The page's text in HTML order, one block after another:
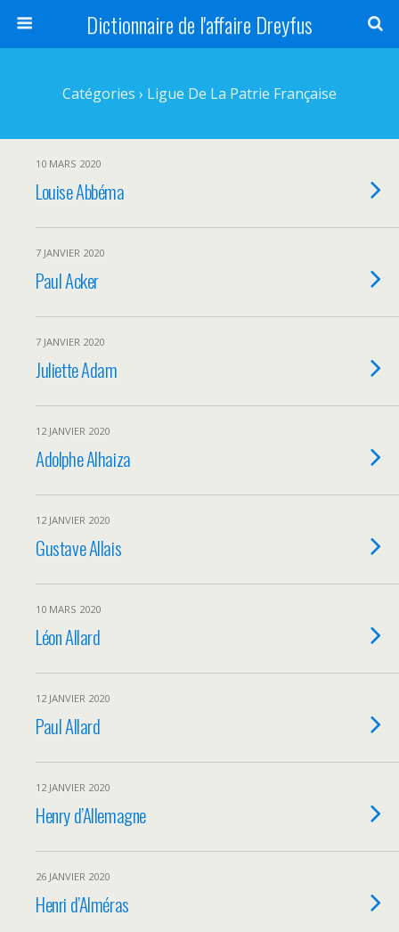
Dictionnaire de l'affaire Dreyfus
Catégories › Ligue De La Patrie Française
10 MARS 2020
Louise Abbéma
7 JANVIER 2020
Paul Acker
7 JANVIER 2020
Juliette Adam
12 JANVIER 2020
Adolphe Alhaiza
12 JANVIER 2020
Gustave Allais
10 MARS 2020
Léon Allard
12 JANVIER 2020
Paul Allard
12 JANVIER 2020
Henry d’Allemagne
26 JANVIER 2020
Henri d’Alméras